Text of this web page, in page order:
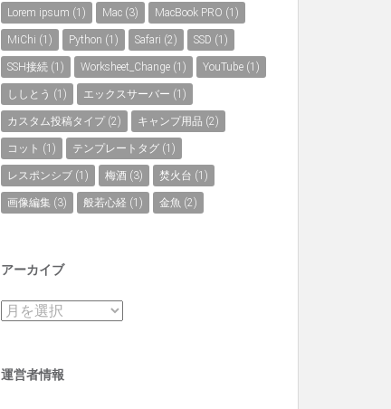
Lorem ipsum (1) Mac (3) MacBook PRO (1)
MiChi (1) Python (1) Safari (2) SSD (1)
SSH接続 (1) Worksheet_Change (1) YouTube (1)
ししとう (1) エックスサーバー (1)
カスタム投稿タイプ (2) キャンプ用品 (2)
コット (1) テンプレートタグ (1)
レスポンシブ (1) 梅酒 (3) 焚火台 (1)
画像編集 (3) 般若心経 (1) 金魚 (2)
アーカイブ
ア
イ
運営者情報